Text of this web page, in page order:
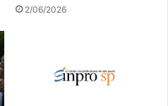
2/06/2026